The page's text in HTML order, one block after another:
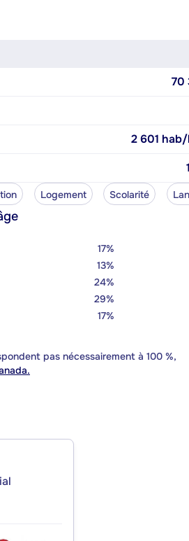
70
2 601
Logement Scolarité
17%
13%
24%
29%
17%
pas nécessairement à 100 %,